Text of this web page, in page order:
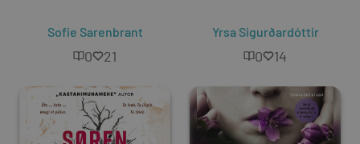
Sofie Sarenbrant
0 21
Yrsa Sigurðardóttir
0 14